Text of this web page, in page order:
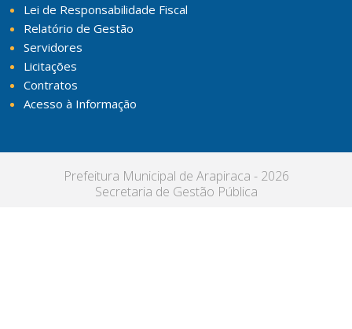
Lei de Responsabilidade Fiscal
Relatório de Gestão
Servidores
Licitações
Contratos
Acesso à Informação
Prefeitura Municipal de Arapiraca - 2026
Secretaria de Gestão Pública